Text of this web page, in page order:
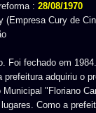
: 28/08/1970
(Empresa Cury de
Foi fechado em 1984.
adquiriu o
Municipal "Floriano
Como a